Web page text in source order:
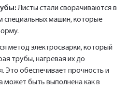
Листы стали сворачиваются в
специальных машин, которые
метод электросварки, который
трубы, нагревая их до
Это обеспечивает прочность и
может быть выполнена как в